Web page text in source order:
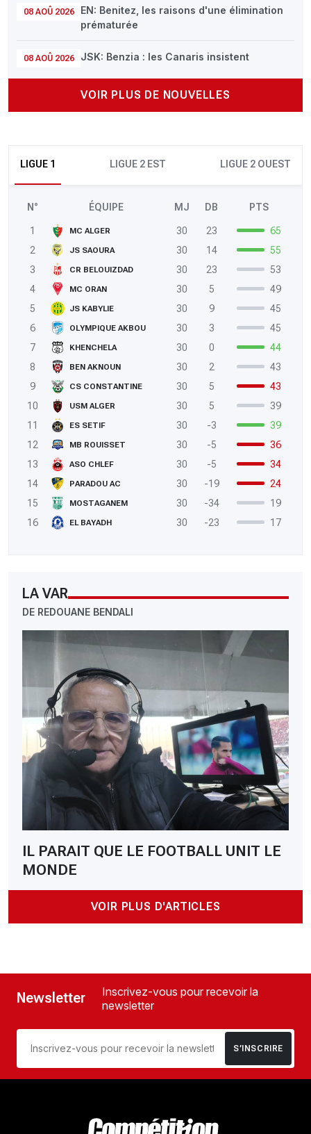
08 AOÛ 2026
EN: Benitez, les raisons d'une élimination
prématurée
08 AOÛ 2026 JSK: Benzia : les Canaris insistent
VOIR PLUS DE NOUVELLES
LIGUE 1 LIGUE 2 EST LIGUE 2 OUEST
N° ÉQUIPE MJ DB PTS
1 MC ALGER 30 23
65
2
JS SAOURA 30 14
55
3
CR BELOUIZDAD 30 23
53
4
MC ORAN 30 5
49
5
JS KABYLIE 30 9
45
6
OLYMPIQUE AKBOU 30 3
45
7
KHENCHELA 30 0
44
8
BEN AKNOUN 30 2
43
9
CS CONSTANTINE 30 5
43
10
USM ALGER 30 5
39
11
ES SETIF 30 -3
39
12
MB ROUISSET 30 -5
36
13
ASO CHLEF 30 -5
34
14
PARADOU AC 30 -19
24
15
MOSTAGANEM 30 -34
19
16
EL BAYADH 30 -23 17
LA VAR
DE REDOUANE BENDALI
IL PARAIT QUE LE FOOTBALL UNIT LE
MONDE
VOIR PLUS D'ARTICLES
Newsletter
Inscrivez-vous pour recevoir la
newsletter
S’INSCRIRE